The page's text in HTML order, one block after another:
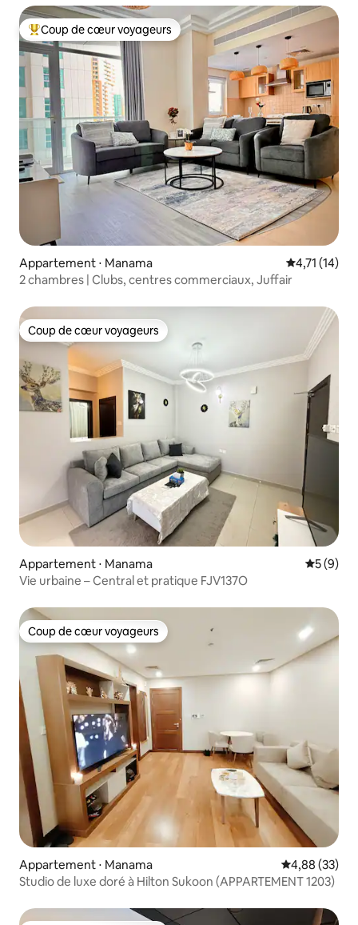
Coups de cœur voyageurs les plus appréciés
Coup de cœur voyageurs
Appartement ⋅ Manama Évaluation
4,71 (14)
2 chambres | Clubs, centres commerciaux, Juffair
Coup de cœur voyageurs
Coup de cœur voyageurs
Appartement ⋅ Manama
5 (9)
Vie urbaine – Central et pratique FJV137O
Coup de cœur voyageurs
Coup de cœur voyageurs
Appartement ⋅ Manama Évaluation
4,88 (33)
Studio de luxe doré à Hilton Sukoon (APPARTEMENT 1203)